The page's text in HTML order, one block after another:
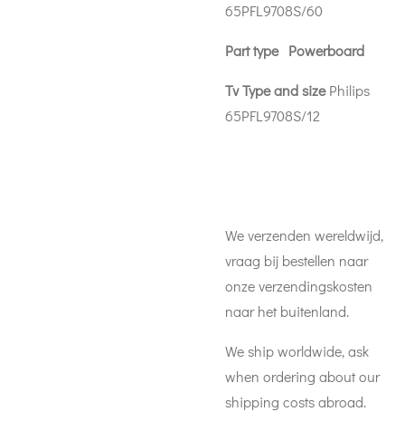
65PFL9708S/60
Part type Powerboard
Tv Type and sizePhilips
65PFL9708S/12
We verzenden wereldwijd,
vraag bij bestellen naar
onze verzendingskosten
naar het buitenland.
We ship worldwide, ask
when ordering about our
shipping costs abroad.